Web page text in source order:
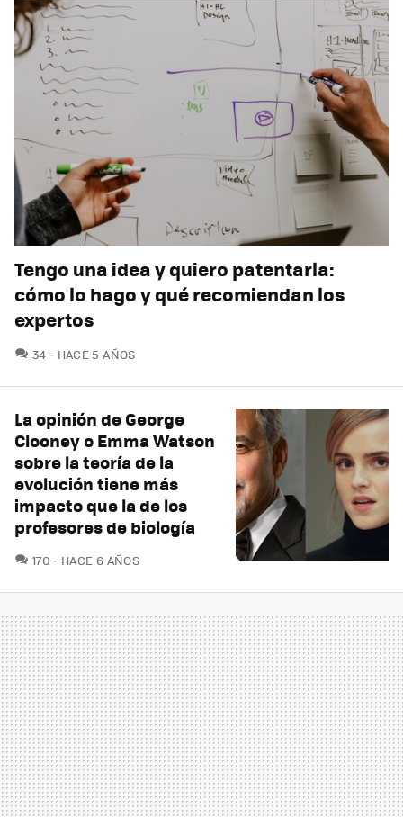
Tengo una idea y quiero patentarla:
cómo lo hago y qué recomiendan los
expertos
34 COMENTARIOS
HACE 5 AÑOS
La opinión de George
Clooney o Emma Watson
sobre la teoría de la
evolución tiene más
impacto que la de los
profesores de biología
170 COMENTARIOS
HACE 6 AÑOS